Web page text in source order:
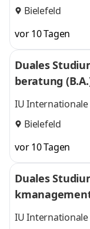
Bielefeld
vor 10 Tagen
Duales
beratung
IU
Bielefeld
vor 10 Tagen
Duales
l
IU